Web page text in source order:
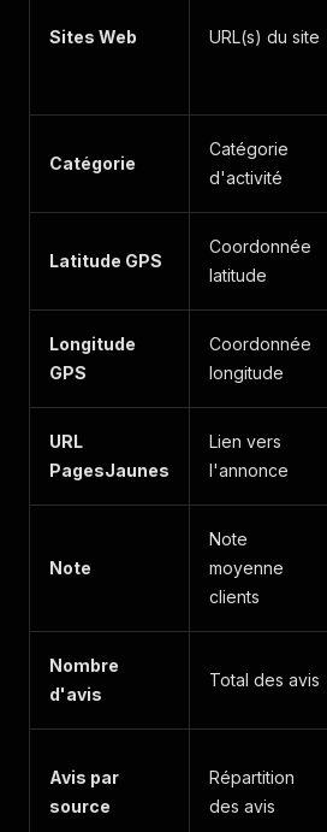
Sites Web URL(s) du site
Catégorie
Catégorie
d'activité
Latitude GPS
Coordonnée
latitude
Longitude
GPS
Coordonnée
longitude
URL
PagesJaunes
Lien vers
l'annonce
Note
Note
moyenne
clients
Nombre
d'avis
Total des avis
Avis par
source
Répartition
des avis